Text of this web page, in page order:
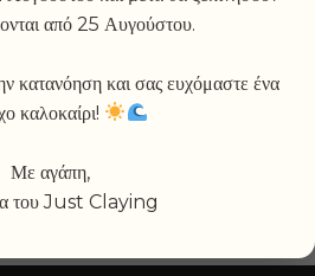
από 25 Αυγούστου.
κατανόηση και σας ευχόμαστε ένα
καλοκαίρι!
Με αγάπη,
του Just Claying